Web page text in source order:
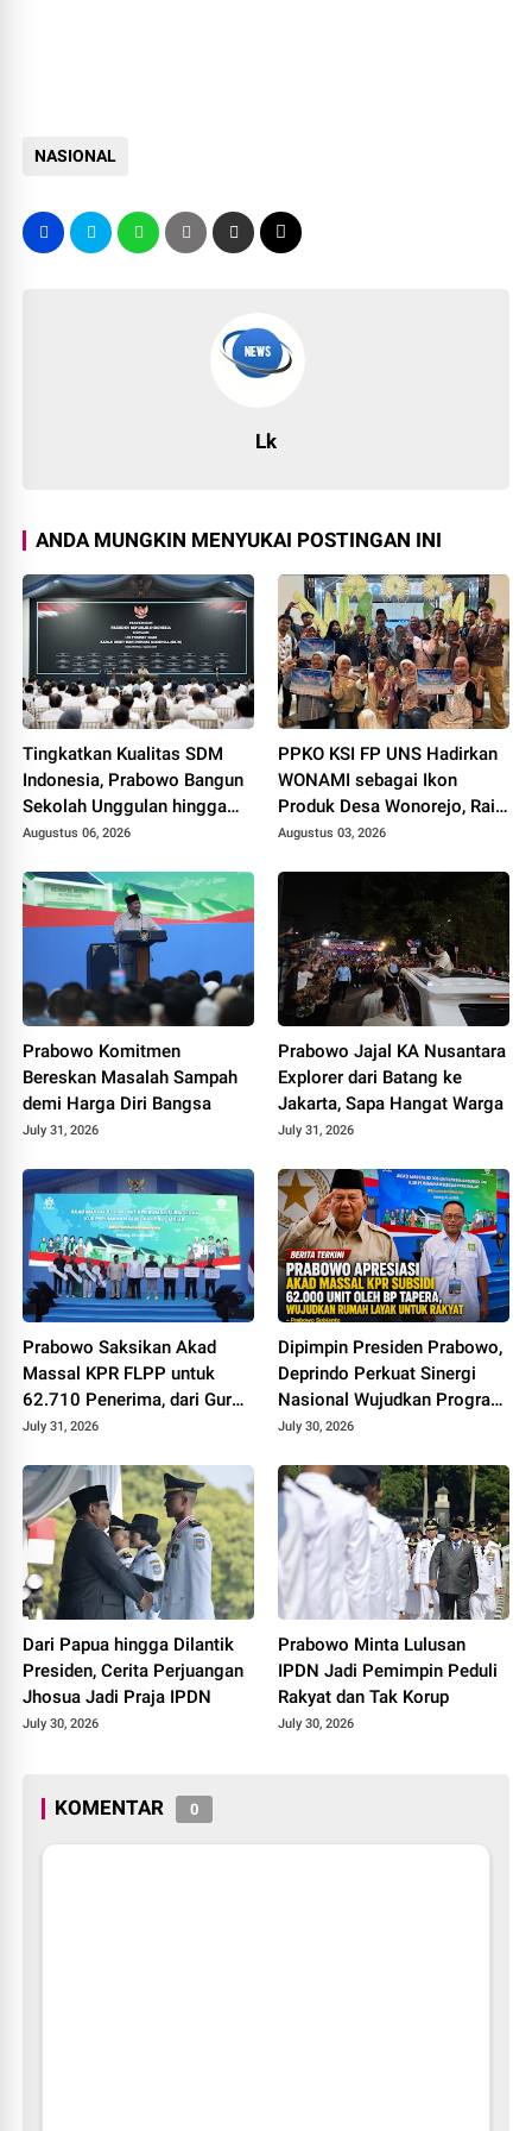
NASIONAL
Lk
ANDA MUNGKIN MENYUKAI POSTINGAN INI
Tingkatkan Kualitas SDM
Indonesia, Prabowo Bangun
Sekolah Unggulan hingga
Undang Universitas Terbaik
Augustus 06, 2026
PPKO KSI FP UNS Hadirkan
WONAMI sebagai Ikon
Produk Desa Wonorejo, Raih
Tiga Penghargaan di
2026
Augustus 03, 2026
Prabowo Komitmen
Bereskan Masalah Sampah
demi Harga Diri Bangsa
July 31, 2026
Prabowo Jajal KA Nusantara
Explorer dari Batang ke
Jakarta, Sapa Hangat Warga
July 31, 2026
Prabowo Saksikan Akad
Massal KPR FLPP untuk
62.710 Penerima, dari Guru
SD hingga Pengemudi Ojol
July 31, 2026
Dipimpin Presiden Prabowo,
Deprindo Perkuat Sinergi
Nasional Wujudkan Program
3 Juta Rumah
July 30, 2026
Dari Papua hingga Dilantik
Presiden, Cerita Perjuangan
Jhosua Jadi Praja IPDN
July 30, 2026
Prabowo Minta Lulusan
IPDN Jadi Pemimpin Peduli
Rakyat dan Tak Korup
July 30, 2026
KOMENTAR 0